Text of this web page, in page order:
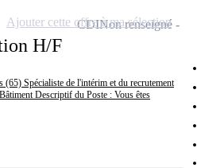
H/F
Spécialiste de l'intérim et du recrutement
Descriptif du Poste : Vous êtes
CDINon renseigné
Ajouter cette offre à ma sélection